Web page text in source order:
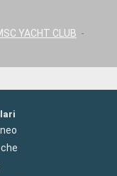
YACHT CLUB